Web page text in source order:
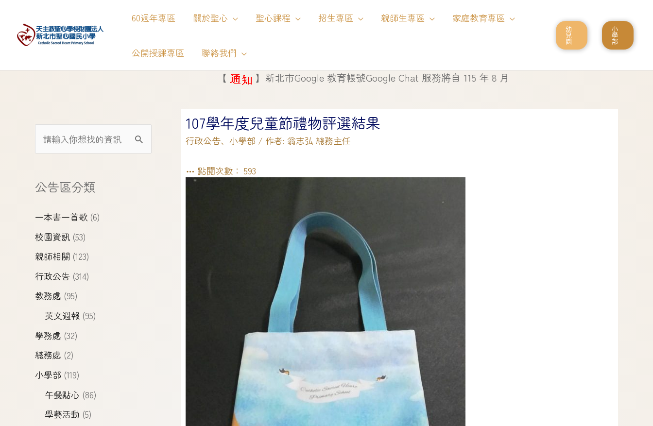
60週年專區 關於聖心 聖心課程 招生專區 親師生專區 家庭教育專區
公開授課專區 聯絡我們
幼
兒
園
小
學
部
新北市Google 教育帳號Google Chat 服務將自 115 年 8 月 1 日起停止使用
公告區分類
一本書一首歌 (6)
校園資訊 (53)
親師相關 (123)
行政公告 (314)
教務處 (95)
英文週報 (95)
學務處 (32)
總務處 (2)
小學部 (119)
午餐點心 (86)
學藝活動 (5)
107學年度兒童節禮物評選結果
行政公告、 小學部 / 作者: 翁志弘 總務主任
點閱次數： 593